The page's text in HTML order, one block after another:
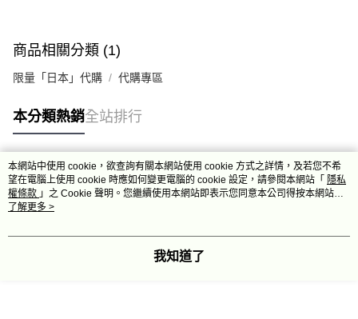
商品相關分類 (1)
限量「日本」代購 代購專區
本分類熱銷全站排行
熱門標籤
本網站中使用 cookie，欲查詢有關本網站使用 cookie 方式之詳情，及若您不希
望在電腦上使用 cookie 時應如何變更電腦的 cookie 設定，請參閱本網站「 隱私
權條款 」之 Cookie 聲明。您繼續使用本網站即表示您同意本公司得按本網站使
用條款之 Cookie 聲明使用 cookie。
了解更多 >
我知道了